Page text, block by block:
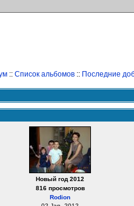
:: Список альбомов:: Последние
Новый год 2012
816 просмотров
Rodion